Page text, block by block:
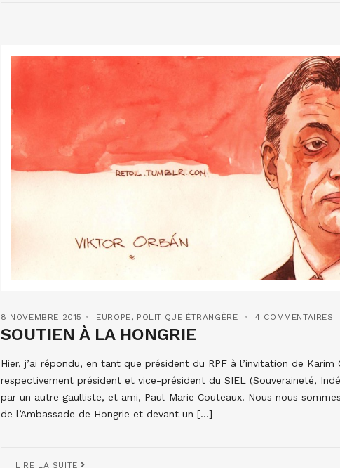
8 NOVEMBRE 2015 EUROPE, POLITIQUE ÉTRANGÈRE 4 COMMENTAIRES
SOUTIEN À LA HONGRIE
Hier, j’ai répondu, en tant que président du RPF à l’invitation de Karim
respectivement président et vice-président du SIEL (Souveraineté,
par un autre gaulliste, et ami, Paul-Marie Couteaux. Nous nous
de l’Ambassade de Hongrie et devant un […]
LIRE LA SUITE